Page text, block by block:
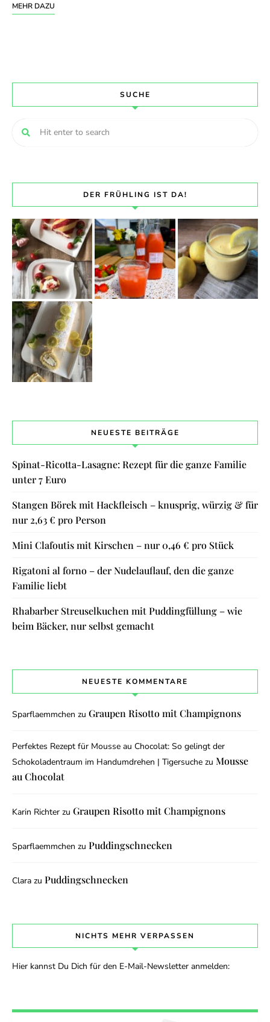
MEHR DAZU
SUCHE
DER FRÜHLING IST DA!
NEUESTE BEITRÄGE
Spinat-Ricotta-Lasagne: Rezept für die ganze Familie
unter 7 Euro
Stangen Börek mit Hackfleisch – knusprig, würzig & für
nur 2,63 € pro Person
Mini Clafoutis mit Kirschen – nur 0,46 € pro Stück
Rigatoni al forno – der Nudelauflauf, den die ganze
Familie liebt
Rhabarber Streuselkuchen mit Puddingfüllung – wie
beim Bäcker, nur selbst gemacht
NEUESTE KOMMENTARE
Sparflaemmchen zu Graupen Risotto mit Champignons
Perfektes Rezept für Mousse au Chocolat: So gelingt der
Schokoladentraum im Handumdrehen | Tigersuche zu Mousse
au Chocolat
Karin Richter zu Graupen Risotto mit Champignons
Sparflaemmchen zu Puddingschnecken
Clara zu Puddingschnecken
NICHTS MEHR VERPASSEN
Hier kannst Du Dich für den E-Mail-Newsletter anmelden: